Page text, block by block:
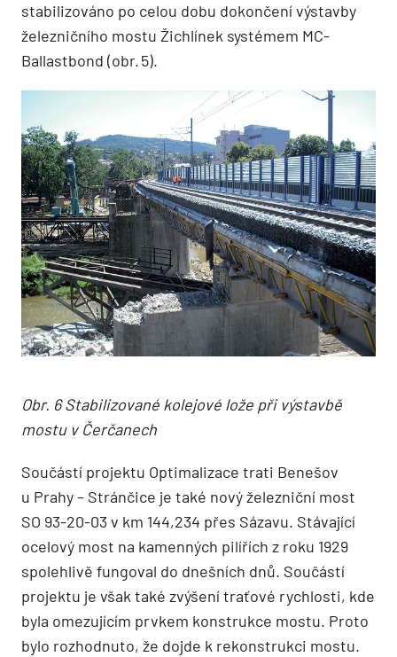
stabilizováno po celou dobu dokončení výstavby
železničního mostu Žichlínek systémem MC-
Ballastbond (obr. 5).
Obr. 6 Stabilizované kolejové lože při výstavbě
mostu v Čerčanech
Součástí projektu Optimalizace trati Benešov
u Prahy – Stránčice je také nový železniční most
SO 93-20-03 v km 144,234 přes Sázavu. Stávající
ocelový most na kamenných pilířích z roku 1929
spolehlivě fungoval do dnešních dnů. Součástí
projektu je však také zvýšení traťové rychlosti, kde
byla omezujícím prvkem konstrukce mostu. Proto
bylo rozhodnuto, že dojde k rekonstrukci mostu.